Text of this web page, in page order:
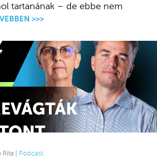
tartanának – de ebbe nem
>>>
| Podcast